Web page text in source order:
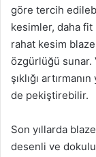
göre tercih
kesimler, daha
rahat kesim
özgürlüğü sunar.
şıklığı
de pekiştirebilir.
Son yıllarda
desenli ve